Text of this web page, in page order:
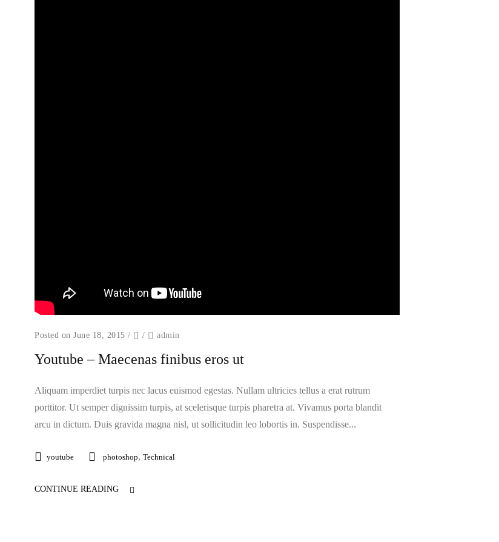
Posted on June 18, 2015 / / admin
Youtube – Maecenas finibus eros ut
Aliquam imperdiet turpis nec lacus euismod egestas. Nullam ultricies tellus a erat rutrum
porttitor. Ut semper dignissim turpis, at scelerisque turpis pharetra at. Vivamus porta blandit
arcu in dictum. Duis gravida magna nisl, ut sollicitudin leo lobortis in. Suspendisse...
youtube photoshop, Technical
CONTINUE READING